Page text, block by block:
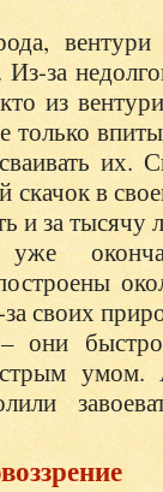
вентури
за
из
только
их.
скачок в
и за тысячу
своих
они
умом.